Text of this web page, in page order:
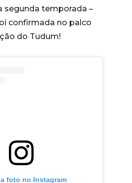
segunda temporada –
confirmada no palco
do Tudum!
foto no Instagram